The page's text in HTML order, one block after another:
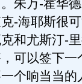
朱万-霍华
-海耶斯很
和尤斯汀-
可以签下一
个响当当的